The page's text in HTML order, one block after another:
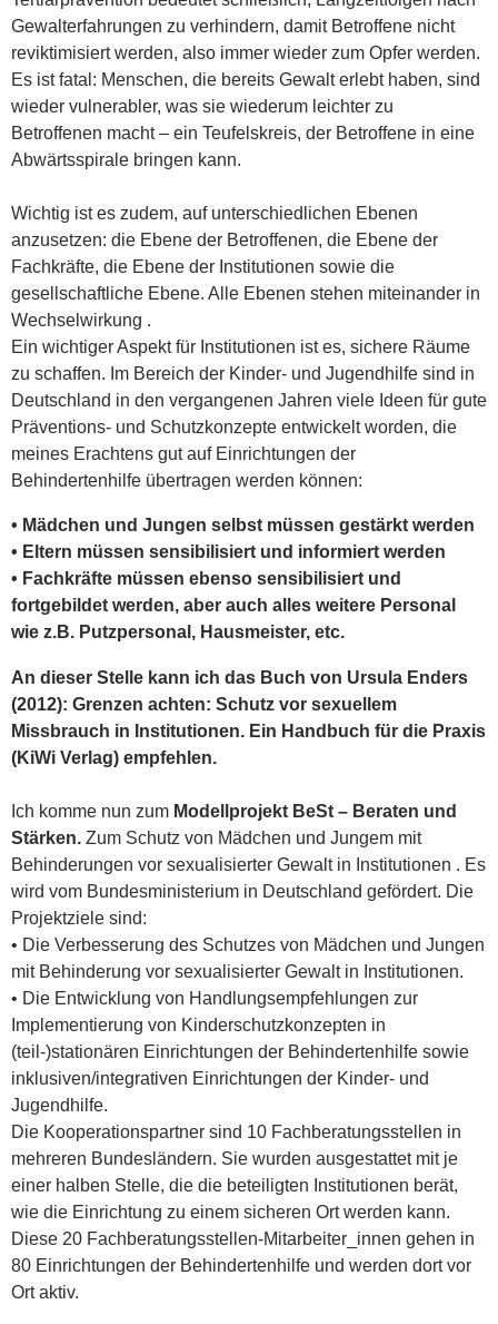
Gewalterfahrungen zu verhindern, damit Betroffene nicht
reviktimisiert werden, also immer wieder zum Opfer werden.
Es ist fatal: Menschen, die bereits Gewalt erlebt haben, sind
wieder vulnerabler, was sie wiederum leichter zu
Betroffenen macht – ein Teufelskreis, der Betroffene in eine
Abwärtsspirale bringen kann.
Wichtig ist es zudem, auf unterschiedlichen Ebenen
anzusetzen: die Ebene der Betroffenen, die Ebene der
Fachkräfte, die Ebene der Institutionen sowie die
gesellschaftliche Ebene. Alle Ebenen stehen miteinander in
Wechselwirkung .
Ein wichtiger Aspekt für Institutionen ist es, sichere Räume
zu schaffen. Im Bereich der Kinder- und Jugendhilfe sind in
Deutschland in den vergangenen Jahren viele Ideen für gute
Präventions- und Schutzkonzepte entwickelt worden, die
meines Erachtens gut auf Einrichtungen der
Behindertenhilfe übertragen werden können:
• Mädchen und Jungen selbst müssen gestärkt werden
• Eltern müssen sensibilisiert und informiert werden
• Fachkräfte müssen ebenso sensibilisiert und
fortgebildet werden, aber auch alles weitere Personal
wie z.B. Putzpersonal, Hausmeister, etc.
An dieser Stelle kann ich das Buch von Ursula Enders
(2012): Grenzen achten: Schutz vor sexuellem
Missbrauch in Institutionen. Ein Handbuch für die Praxis
(KiWi Verlag) empfehlen.
Ich komme nun zum Modellprojekt BeSt – Beraten und
Stärken. Zum Schutz von Mädchen und Jungem mit
Behinderungen vor sexualisierter Gewalt in Institutionen . Es
wird vom Bundesministerium in Deutschland gefördert. Die
Projektziele sind:
• Die Verbesserung des Schutzes von Mädchen und Jungen
mit Behinderung vor sexualisierter Gewalt in Institutionen.
• Die Entwicklung von Handlungsempfehlungen zur
Implementierung von Kinderschutzkonzepten in
(teil-)stationären Einrichtungen der Behindertenhilfe sowie
inklusiven/integrativen Einrichtungen der Kinder- und
Jugendhilfe.
Die Kooperationspartner sind 10 Fachberatungsstellen in
mehreren Bundesländern. Sie wurden ausgestattet mit je
einer halben Stelle, die die beteiligten Institutionen berät,
wie die Einrichtung zu einem sicheren Ort werden kann.
Diese 20 Fachberatungsstellen-Mitarbeiter_innen gehen in
80 Einrichtungen der Behindertenhilfe und werden dort vor
Ort aktiv.